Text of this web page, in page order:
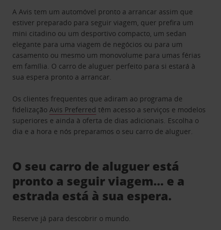
A Avis tem um automóvel pronto a arrancar assim que
estiver preparado para seguir viagem, quer prefira um
mini citadino ou um desportivo compacto, um sedan
elegante para uma viagem de negócios ou para um
casamento ou mesmo um monovolume para umas férias
em família. O carro de aluguer perfeito para si estará à
sua espera pronto a arrancar.
Os clientes frequentes que adiram ao programa de
fidelizaçãoAvis Preferred têm acesso a serviços e modelos
superiores e ainda à oferta de dias adicionais. Escolha o
dia e a hora e nós preparamos o seu carro de aluguer.
O seu carro de aluguer está
pronto a seguir viagem… e a
estrada está à sua espera.
Reserve já para descobrir o mundo.